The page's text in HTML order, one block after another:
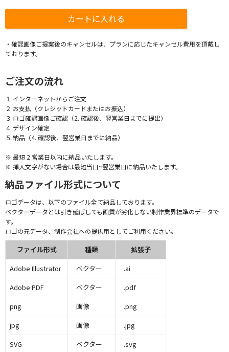
・確認画像ご提案後のキャンセルは、プランに応じたキャンセル費用を頂戴し
ております。
ご注文の流れ
１.インターネットからご注文
２.お支払（クレジットカードまたはお振込）
３.ロゴ確認画像ご確認（2. 確認後、翌営業日までに提出）
４.デザイン確定
５.納品（4. 確認後、翌営業日までに納品）
※ 最短 2 営業日以内に納品いたします。
※ 挿入文字がない場合は最短当日~翌営業日に納品いたします。
納品ファイル形式について
ロゴデータは、以下のファイル全て納品しております。
ベクターデータとは引き延ばしても画質が劣化しない制作業界標準のデータで
す。
ロゴの元データ、制作会社への提供用としてご利用ください。
ファイル形式 種類
拡張子
Adobe Illustrator
ベクター
.ai
Adobe PDF
ベクター
.pdf
png
画像
.png
jpg
画像
.jpg
SVG
ベクター .svg